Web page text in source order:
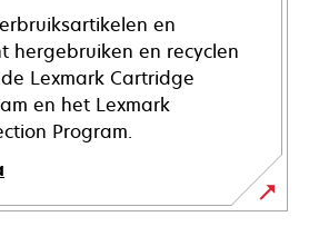
en
hergebruiken en recyclen
Lexmark Cartridge
en het Lexmark
Program.